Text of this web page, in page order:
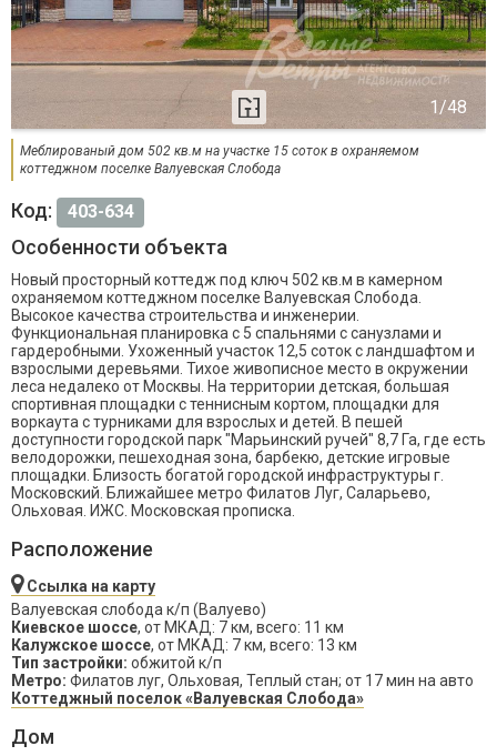
Меблированый дом 502 кв.м на участке 15 соток в охраняемом
коттеджном поселке Валуевская Слобода
Код: 403-634
Особенности объекта
Новый просторный коттедж под ключ 502 кв.м в камерном
охраняемом коттеджном поселке Валуевская Слобода.
Высокое качества строительства и инженерии.
Функциональная планировка с 5 спальнями с санузлами и
гардеробными. Ухоженный участок 12,5 соток с ландшафтом и
взрослыми деревьями. Тихое живописное место в окружении
леса недалеко от Москвы. На территории детская, большая
спортивная площадки с теннисным кортом, площадки для
воркаута с турниками для взрослых и детей. В пешей
доступности городской парк "Марьинский ручей" 8,7 Га, где есть
велодорожки, пешеходная зона, барбекю, детские игровые
площадки. Близость богатой городской инфраструктуры г.
Московский. Ближайшее метро Филатов Луг, Саларьево,
Ольховая. ИЖС. Московская прописка.
Расположение
Ссылка на карту
Валуевская слобода к/п (Валуево)
Киевское шоссе, от МКАД: 7 км, всего: 11 км
Калужское шоссе, от МКАД: 7 км, всего: 13 км
Тип застройки: обжитой к/п
Метро: Филатов луг, Ольховая, Теплый стан; от 17 мин на авто
Коттеджный поселок «Валуевская Слобода»
Дом